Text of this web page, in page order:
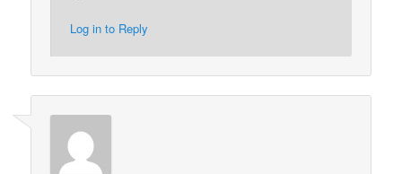
Log in to Reply